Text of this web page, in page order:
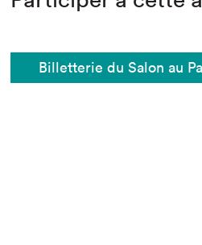
Billetterie du Salon au